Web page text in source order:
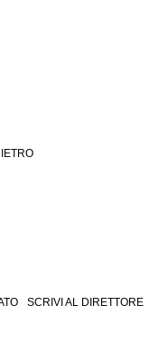
SCRIVI AL DIRETTORE